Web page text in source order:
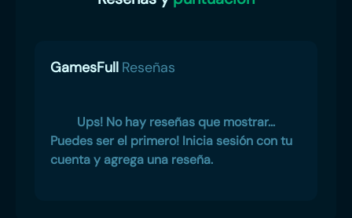
GamesFull Reseñas
Ups! No hay reseñas que mostrar...
Puedes ser el primero! Inicia sesión con tu
cuenta y agrega una reseña.